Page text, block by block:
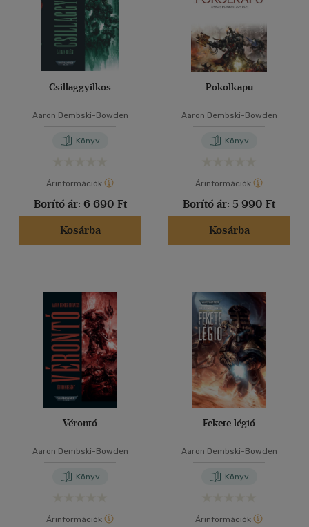
Csillaggyilkos
Aaron Dembski-Bowden
Könyv
Árinformációk
Borító ár: 6 690 Ft
Kosárba
Pokolkapu
Aaron Dembski-Bowden
Könyv
Árinformációk
Borító ár: 5 990 Ft
Kosárba
Vérontó
Aaron Dembski-Bowden
Könyv
Árinformációk
Fekete légió
Aaron Dembski-Bowden
Könyv
Árinformációk